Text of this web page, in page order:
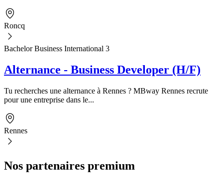
Roncq
Bachelor Business International 3
Alternance - Business Developer (H/F)
Tu recherches une alternance à Rennes ? MBway Rennes recrute
pour une entreprise dans le...
Rennes
Nos partenaires premium